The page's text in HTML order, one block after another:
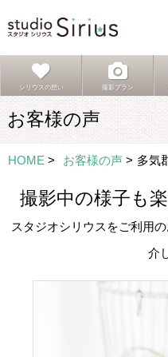
シリウスの想い 撮影プラン
お客様の声
HOME > お客様の声 > 多気
撮影中の様子も
スタジオシリウスをご利用
介